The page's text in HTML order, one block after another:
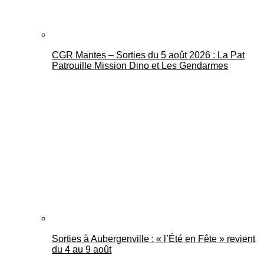
CGR Mantes – Sorties du 5 août 2026 : La Pat
Patrouille Mission Dino et Les Gendarmes
Sorties à Aubergenville : « l’Été en Fête » revient
du 4 au 9 août